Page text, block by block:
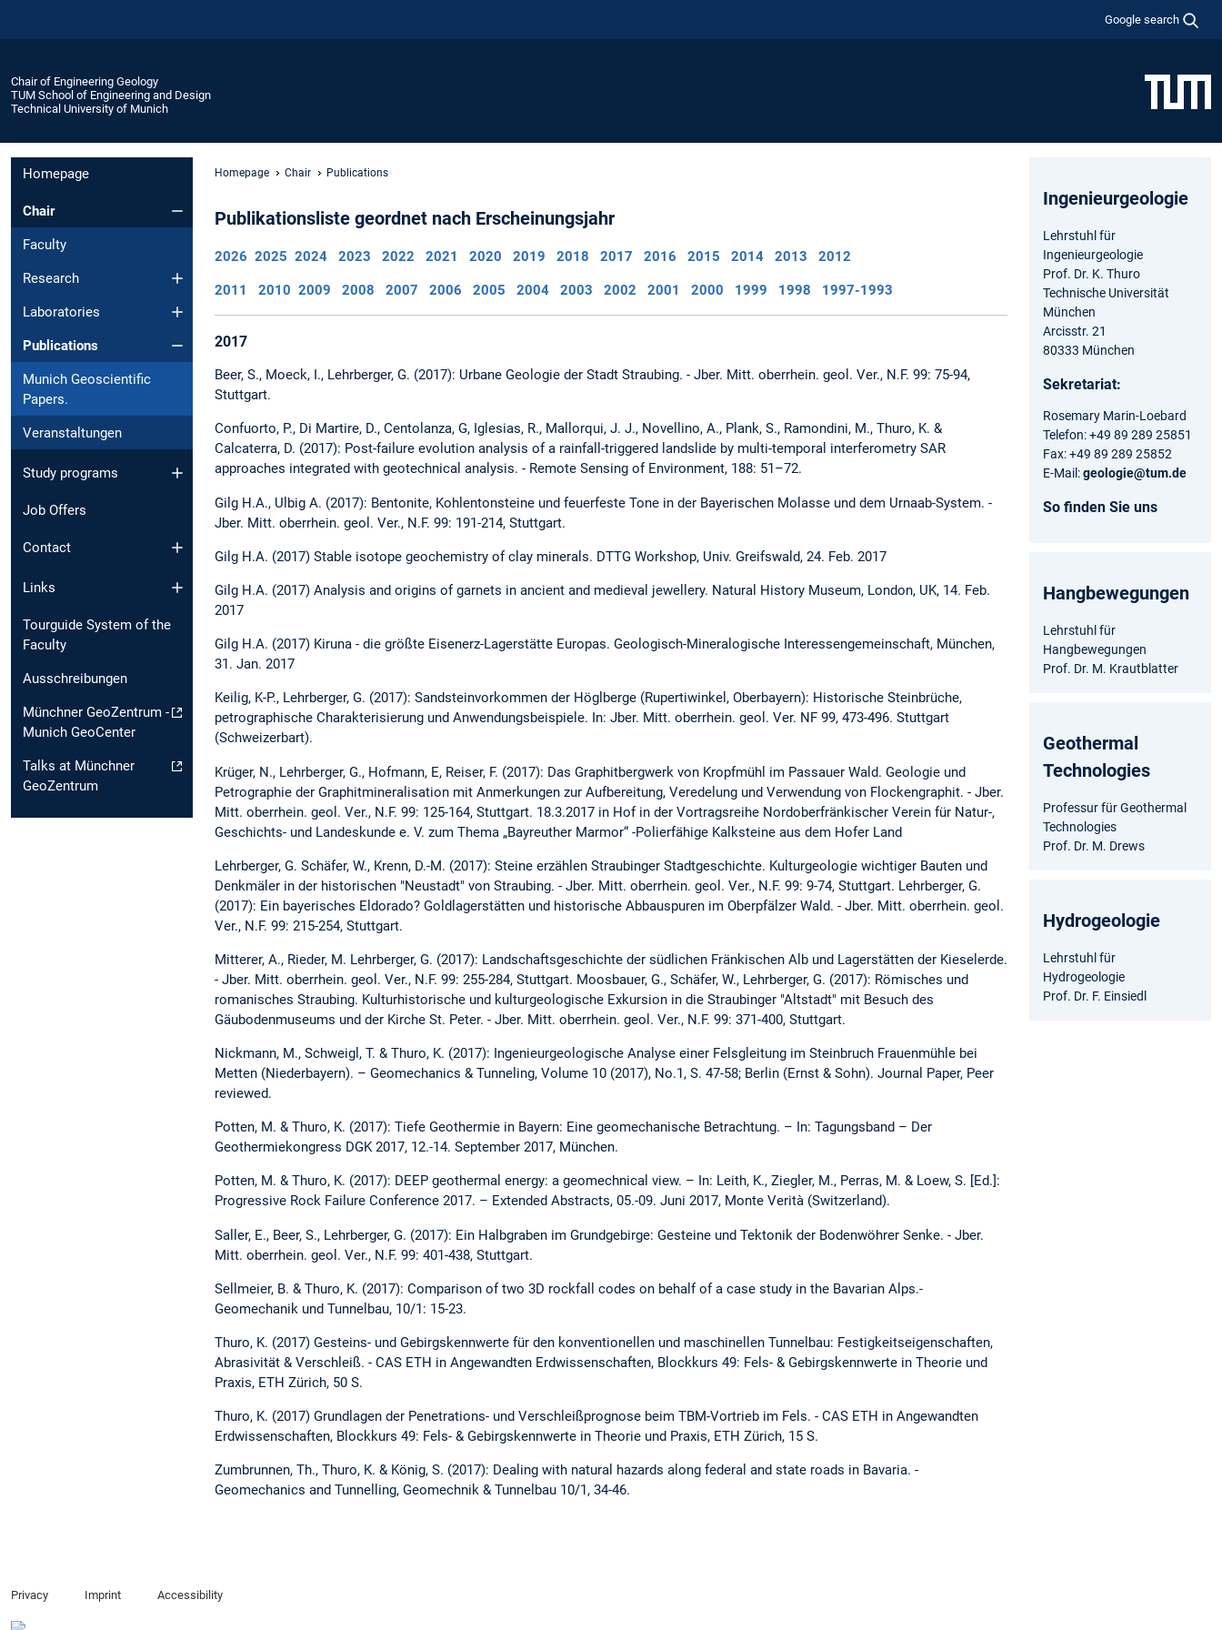
Google search
Chair of Engineering Geology
TUM School of Engineering and Design
Technical University of Munich
Homepage
Chair
Faculty
Research
Laboratories
Publications
Munich Geoscientific
Papers.
Veranstaltungen
Study programs
Job Offers
Contact
Links
Tourguide System of the
Faculty
Ausschreibungen
Münchner GeoZentrum -
Munich GeoCenter
Talks at Münchner
GeoZentrum
Homepage Chair Publications
Publikationsliste geordnet nach Erscheinungsjahr
2026 2025 2024 2023 2022 2021 2020 2019 2018 2017 2016 2015 2014 2013 2012
2011 2010 2009 2008 2007 2006 2005 2004 2003 2002 2001 2000 1999 1998 1997-1993
2017
Beer, S., Moeck, I., Lehrberger, G. (2017): Urbane Geologie der Stadt Straubing. - Jber. Mitt. oberrhein. geol. Ver., N.F. 99: 75-94,
Stuttgart.
Confuorto, P., Di Martire, D., Centolanza, G, Iglesias, R., Mallorqui, J. J., Novellino, A., Plank, S., Ramondini, M., Thuro, K. &
Calcaterra, D. (2017): Post-failure evolution analysis of a rainfall-triggered landslide by multi-temporal interferometry SAR
approaches integrated with geotechnical analysis. - Remote Sensing of Environment, 188: 51–72.
Gilg H.A., Ulbig A. (2017): Bentonite, Kohlentonsteine und feuerfeste Tone in der Bayerischen Molasse und dem Urnaab-System. -
Jber. Mitt. oberrhein. geol. Ver., N.F. 99: 191-214, Stuttgart.
Gilg H.A. (2017) Stable isotope geochemistry of clay minerals. DTTG Workshop, Univ. Greifswald, 24. Feb. 2017
Gilg H.A. (2017) Analysis and origins of garnets in ancient and medieval jewellery. Natural History Museum, London, UK, 14. Feb.
2017
Gilg H.A. (2017) Kiruna - die größte Eisenerz-Lagerstätte Europas. Geologisch-Mineralogische Interessengemeinschaft, München,
31. Jan. 2017
Keilig, K-P., Lehrberger, G. (2017): Sandsteinvorkommen der Höglberge (Rupertiwinkel, Oberbayern): Historische Steinbrüche,
petrographische Charakterisierung und Anwendungsbeispiele. In: Jber. Mitt. oberrhein. geol. Ver. NF 99, 473-496. Stuttgart
(Schweizerbart).
Krüger, N., Lehrberger, G., Hofmann, E, Reiser, F. (2017): Das Graphitbergwerk von Kropfmühl im Passauer Wald. Geologie und
Petrographie der Graphitmineralisation mit Anmerkungen zur Aufbereitung, Veredelung und Verwendung von Flockengraphit. - Jber.
Mitt. oberrhein. geol. Ver., N.F. 99: 125-164, Stuttgart. 18.3.2017 in Hof in der Vortragsreihe Nordoberfränkischer Verein für Natur-,
Geschichts- und Landeskunde e. V. zum Thema „Bayreuther Marmor“ -Polierfähige Kalksteine aus dem Hofer Land
Lehrberger, G. Schäfer, W., Krenn, D.-M. (2017): Steine erzählen Straubinger Stadtgeschichte. Kulturgeologie wichtiger Bauten und
Denkmäler in der historischen "Neustadt" von Straubing. - Jber. Mitt. oberrhein. geol. Ver., N.F. 99: 9-74, Stuttgart. Lehrberger, G.
(2017): Ein bayerisches Eldorado? Goldlagerstätten und historische Abbauspuren im Oberpfälzer Wald. - Jber. Mitt. oberrhein. geol.
Ver., N.F. 99: 215-254, Stuttgart.
Mitterer, A., Rieder, M. Lehrberger, G. (2017): Landschaftsgeschichte der südlichen Fränkischen Alb und Lagerstätten der Kieselerde.
- Jber. Mitt. oberrhein. geol. Ver., N.F. 99: 255-284, Stuttgart. Moosbauer, G., Schäfer, W., Lehrberger, G. (2017): Römisches und
romanisches Straubing. Kulturhistorische und kulturgeologische Exkursion in die Straubinger "Altstadt" mit Besuch des
Gäubodenmuseums und der Kirche St. Peter. - Jber. Mitt. oberrhein. geol. Ver., N.F. 99: 371-400, Stuttgart.
Nickmann, M., Schweigl, T. & Thuro, K. (2017): Ingenieurgeologische Analyse einer Felsgleitung im Steinbruch Frauenmühle bei
Metten (Niederbayern). – Geomechanics & Tunneling, Volume 10 (2017), No.1, S. 47-58; Berlin (Ernst & Sohn). Journal Paper, Peer
reviewed.
Potten, M. & Thuro, K. (2017): Tiefe Geothermie in Bayern: Eine geomechanische Betrachtung. – In: Tagungsband – Der
Geothermiekongress DGK 2017, 12.-14. September 2017, München.
Potten, M. & Thuro, K. (2017): DEEP geothermal energy: a geomechnical view. – In: Leith, K., Ziegler, M., Perras, M. & Loew, S. [Ed.]:
Progressive Rock Failure Conference 2017. – Extended Abstracts, 05.-09. Juni 2017, Monte Verità (Switzerland).
Saller, E., Beer, S., Lehrberger, G. (2017): Ein Halbgraben im Grundgebirge: Gesteine und Tektonik der Bodenwöhrer Senke. - Jber.
Mitt. oberrhein. geol. Ver., N.F. 99: 401-438, Stuttgart.
Sellmeier, B. & Thuro, K. (2017): Comparison of two 3D rockfall codes on behalf of a case study in the Bavarian Alps.-
Geomechanik und Tunnelbau, 10/1: 15-23.
Thuro, K. (2017) Gesteins- und Gebirgskennwerte für den konventionellen und maschinellen Tunnelbau: Festigkeitseigenschaften,
Abrasivität & Verschleiß. - CAS ETH in Angewandten Erdwissenschaften, Blockkurs 49: Fels- & Gebirgskennwerte in Theorie und
Praxis, ETH Zürich, 50 S.
Thuro, K. (2017) Grundlagen der Penetrations- und Verschleißprognose beim TBM-Vortrieb im Fels. - CAS ETH in Angewandten
Erdwissenschaften, Blockkurs 49: Fels- & Gebirgskennwerte in Theorie und Praxis, ETH Zürich, 15 S.
Zumbrunnen, Th., Thuro, K. & König, S. (2017): Dealing with natural hazards along federal and state roads in Bavaria. -
Geomechanics and Tunnelling, Geomechnik & Tunnelbau 10/1, 34-46.
Ingenieurgeologie
Lehrstuhl für
Ingenieurgeologie
Prof. Dr. K. Thuro
Technische Universität
München
Arcisstr. 21
80333 München
Sekretariat:
Rosemary Marin-Loebard
Telefon: +49 89 289 25851
Fax: +49 89 289 25852
E-Mail:geologie@tum.de
So finden Sie uns
Hangbewegungen
Lehrstuhl für
Hangbewegungen
Prof. Dr. M. Krautblatter
Geothermal
Technologies
Professur für Geothermal
Technologies
Prof. Dr. M. Drews
Hydrogeologie
Lehrstuhl für
Hydrogeologie
Prof. Dr. F. Einsiedl
Privacy Imprint Accessibility